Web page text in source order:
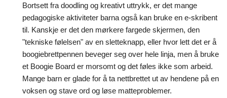
Bortsett fra doodling og kreativt uttrykk, er det mange
pedagogiske aktiviteter barna også kan bruke en e-skribent
til. Kanskje er det den mørkere fargede skjermen, den
"tekniske følelsen" av en sletteknapp, eller hvor lett det er å
boogiebrettpennen beveger seg over hele linja, men å bruke
et Boogie Board er morsomt og det føles ikke som arbeid.
Mange barn er glade for å ta nettbrettet ut av hendene på en
voksen og stave ord og løse matteproblemer.